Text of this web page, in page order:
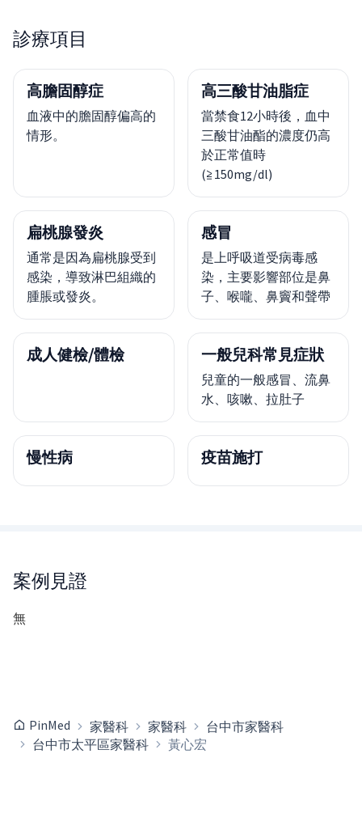
診療項目
高膽固醇症
血液中的膽固醇偏高的
情形。
高三酸甘油脂症
當禁食12小時後，血中
三酸甘油酯的濃度仍高
於正常值時
(≧150mg/dl)
扁桃腺發炎
通常是因為扁桃腺受到
感染，導致淋巴組織的
腫脹或發炎。
感冒
是上呼吸道受病毒感
染，主要影響部位是鼻
子、喉嚨、鼻竇和聲帶
成人健檢/體檢 一般兒科常見症狀
兒童的一般感冒、流鼻
水、咳嗽、拉肚子
慢性病 疫苗施打
案例見證
無
PinMed 家醫科 家醫科
台中市家醫科
台中市太平區家醫科
黃心宏